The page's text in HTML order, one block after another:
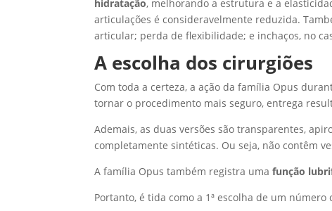
hidratação, melhorando a estrutura e a
articulações é consideravelmente reduzida.
articular; perda de flexibilidade; e inchaços, no
A escolha dos cirurgiões
Com toda a certeza, a ação da família Opus
tornar o procedimento mais seguro, entrega
Ademais, as duas versões são transparentes,
completamente sintéticas. Ou seja, não contêm
A família Opus também registra umafunção
Portanto, é tida como a 1ª escolha de um número